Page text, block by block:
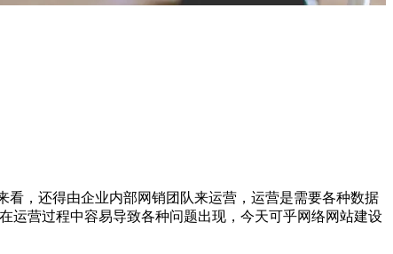
，还得由企业内部网销团队来运营，运营是需要各种数据
运营过程中容易导致各种问题出现，今天可乎网络网站建设